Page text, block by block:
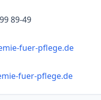
89-49
fuer-pflege.de
fuer-pflege.de